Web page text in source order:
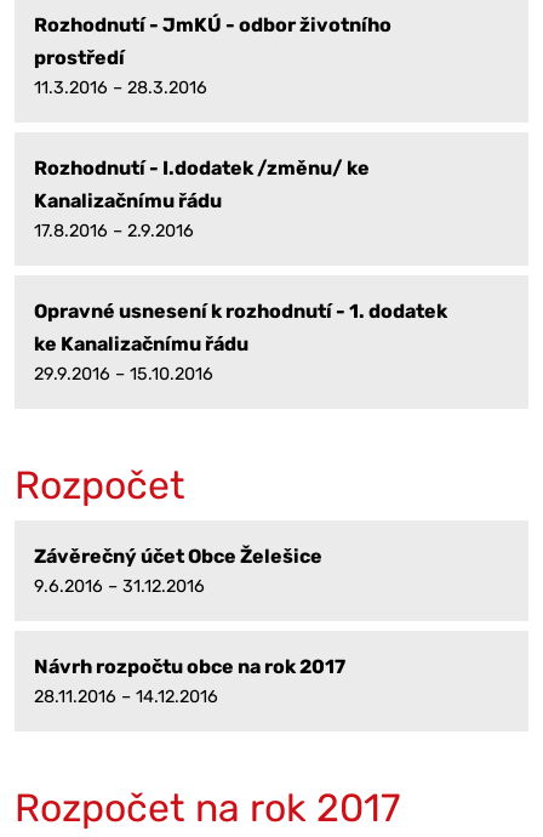
Rozhodnutí - JmKÚ - odbor životního
prostředí
11.3.2016 – 28.3.2016
Rozhodnutí - I.dodatek /změnu/ ke
Kanalizačnímu řádu
17.8.2016 – 2.9.2016
Opravné usnesení k rozhodnutí - 1. dodatek
ke Kanalizačnímu řádu
29.9.2016 – 15.10.2016
Rozpočet
Závěrečný účet Obce Želešice
9.6.2016 – 31.12.2016
Návrh rozpočtu obce na rok 2017
28.11.2016 – 14.12.2016
Rozpočet na rok 2017